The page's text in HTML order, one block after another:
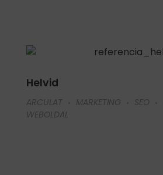
Helvid
ARCULAT MARKETING SEO
WEBOLDAL